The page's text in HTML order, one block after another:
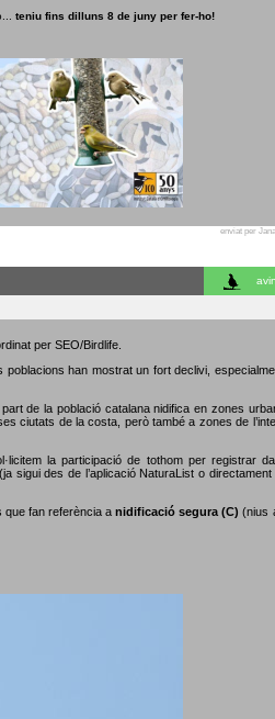
teniu fins dilluns 8 de juny per fer-ho!
enviat per
per SEO/Birdlife.
han mostrat un fort declivi,
de la població catalana nidifica en zones
ciutats de la costa, però també a zones de
la participació de tothom per registrar
sigui des de l’aplicació NaturaList o directament
que fan referència anidificació segura (C) (nius